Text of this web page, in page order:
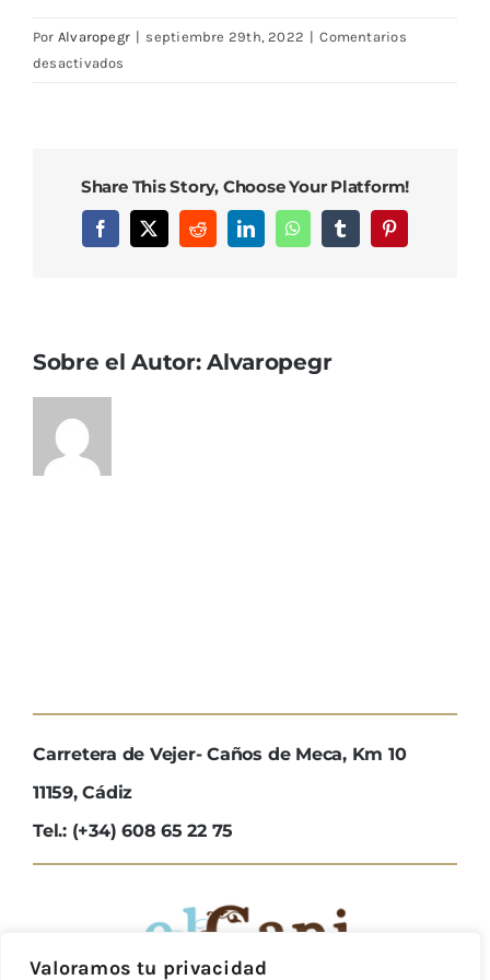
Valoramos tu privacidad
Por Alvaropegr | septiembre 29th, 2022 | Comentarios
desactivados
Share This Story, Choose Your Platform!
Facebook
X RedditLinkedInWhatsAppTumblrPinterest
Sobre el Autor:Alvaropegr
Carretera de Vejer- Caños de Meca, Km 10
11159, Cádiz
Tel.: (+34) 608 65 22 75